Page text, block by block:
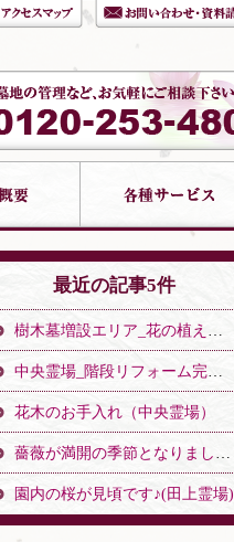
最近の記事5件
樹木墓増設エリア_花の植え替え（中央霊場）
中央霊場_階段リフォーム完了のお知らせ（中央霊場）
花木のお手入れ（中央霊場）
薔薇が満開の季節となりました。（中央霊場）
園内の桜が見頃です♪(田上霊場)